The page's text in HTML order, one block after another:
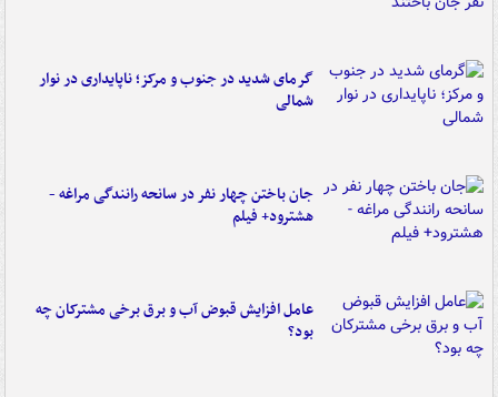
گرمای شدید در جنوب و مرکز؛ ناپایداری در نوار
شمالی
جان باختن چهار نفر در سانحه رانندگی مراغه -
هشترود+ فیلم
عامل افزایش قبوض آب و برق برخی مشترکان چه
بود؟